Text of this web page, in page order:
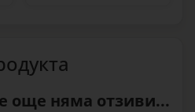
още няма отзиви...